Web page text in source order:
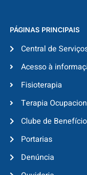
PÁGINAS PRINCIPAIS
Central de
Acesso à
Fisioterapia
Terapia
Clube de
Portarias
Denúncia